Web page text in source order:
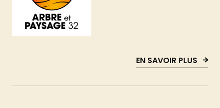
EN SAVOIR PLUS